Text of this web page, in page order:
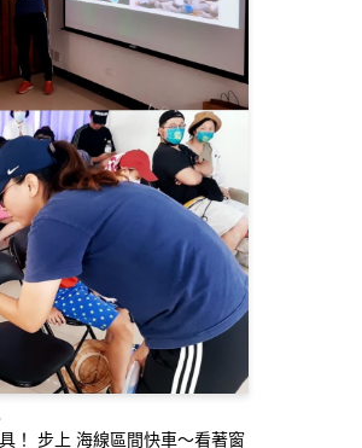
！ 步上 海線區間快車～看著窗